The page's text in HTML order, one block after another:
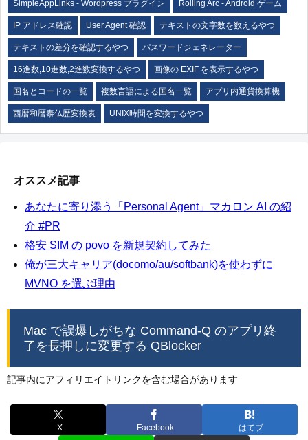
SimpleAppLinks - Wordpress プラグイン Rolling Arc - Android ゲーム
IP アドレス確認 User Agent 確認 テキストの文字数を数えるやつ
テキストの差分を確認するやつ パスワードジェネレーター
16進数,10進数,2進数変換するやつ 画像の EXIF を表示するやつ
国名とコードの一覧 複数言語による国名一覧 アプリ内通貨換算機
西暦和暦泰仏歴変換表 UNIX時間を変換するやつ
オススメ記事
あなたに寄り添う「Personal Agent」マカロン AI の紹
介 #PR
格安 SIM の povo を新規契約してみた
俺が三大キャリア(docomo/au/softbank)を使わずに
MVNO を選ぶ理由
Mac で誤爆しがちな Command-Q のアプリ終
了を長押しに変更する QBlocker
記事内にアフィリエイトリンクを含む場合があります
X Facebook はてブ